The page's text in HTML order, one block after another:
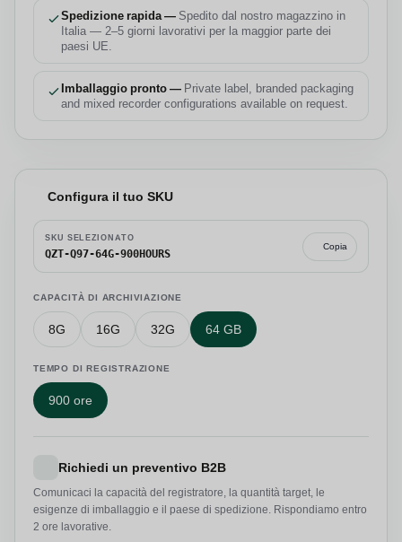
Spedizione rapida — Spedito dal nostro magazzino in
Italia — 2–5 giorni lavorativi per la maggior parte dei
paesi UE.
Imballaggio pronto — Private label, branded packaging
and mixed recorder configurations available on request.
Configura il tuo SKU
SKU SELEZIONATO
QZT-Q97-64G-900HOURS
Copia
CAPACITÀ DI ARCHIVIAZIONE
8G 16G 32G 64 GB
TEMPO DI REGISTRAZIONE
900 ore
Richiedi un preventivo B2B
Comunicaci la capacità del registratore, la quantità target, le
esigenze di imballaggio e il paese di spedizione. Rispondiamo entro
2 ore lavorative.